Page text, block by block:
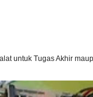
untuk Tugas Akhir